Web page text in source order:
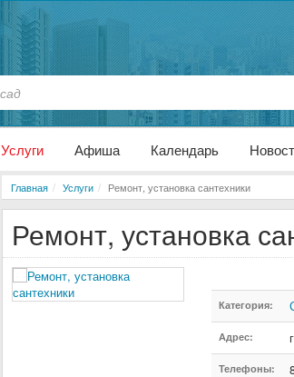
Услуги Афиша Календарь
Главная Услуги Ремонт, установка сантехники
Ремонт, установка
Категория:
Адрес:
Телефоны: